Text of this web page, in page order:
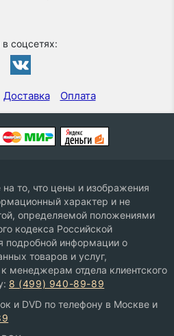
соцсетях:
Доставка Оплата
то, что цены и изображения
характер и не
определяемой положениями
кодекса Российской
подробной информации о
товаров и услуг,
менеджерам отдела клиентского
8 (499) 940-89-89
и DVD по телефону в Москве и